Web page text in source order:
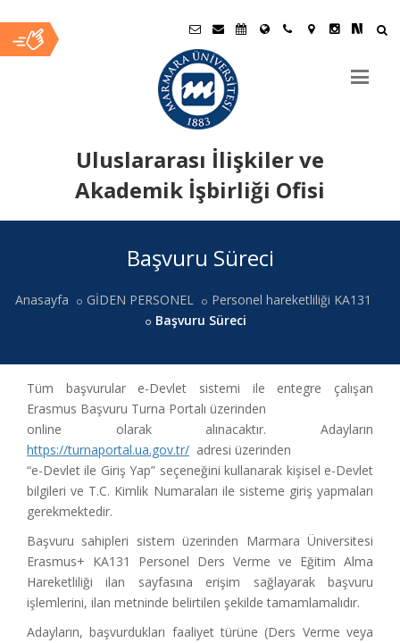
Uluslararası İlişkiler ve
Akademik İşbirliği Ofisi
Başvuru Süreci
Anasayfa GİDEN PERSONEL
Personel hareketliliği KA131
Başvuru Süreci
Tüm başvurular e-Devlet sistemi ile entegre çalışan
Erasmus Başvuru Turna Portalı üzerinden
online olarak alınacaktır. Adayların
https://turnaportal.ua.gov.tr/ adresi üzerinden
“e-Devlet ile Giriş Yap” seçeneğini kullanarak kişisel e-Devlet
bilgileri ve T.C. Kimlik Numaraları ile sisteme giriş yapmaları
gerekmektedir.
Başvuru sahipleri sistem üzerinden Marmara Üniversitesi
Erasmus+ KA131 Personel Ders Verme ve Eğitim Alma
Hareketliliği ilan sayfasına erişim sağlayarak başvuru
işlemlerini, ilan metninde belirtilen şekilde tamamlamalıdır.
Adayların, başvurdukları faaliyet türüne (Ders Verme veya